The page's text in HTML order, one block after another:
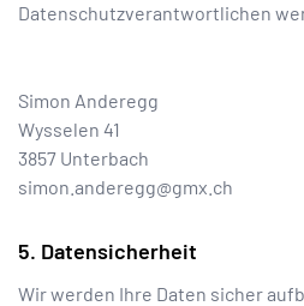
Datenschutzverantwortlichen
Simon Anderegg
Wysselen 41
3857 Unterbach
simon.anderegg@gmx.ch
Datensicherheit
Wir werden Ihre Daten sicher